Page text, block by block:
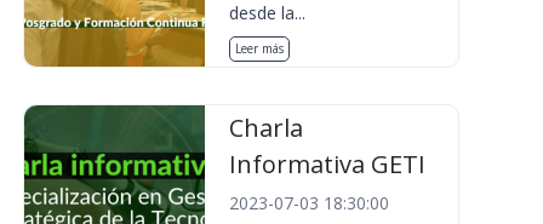
desde la...
Leer más
Charla
Informativa GETI
2023-07-03 18:30:00